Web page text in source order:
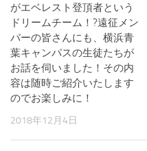
がエベレスト登頂者という
ドリームチーム！?遠征メン
バーの皆さんにも、横浜青
葉キャンパスの生徒たちが
お話を伺いました！その内
容は随時ご紹介いたします
のでお楽しみに！
2018年12月4日